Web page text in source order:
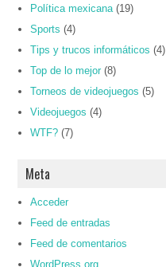
Política mexicana (19)
Sports (4)
Tips y trucos informáticos (4)
Top de lo mejor (8)
Torneos de videojuegos (5)
Videojuegos (4)
WTF? (7)
Meta
Acceder
Feed de entradas
Feed de comentarios
WordPress.org